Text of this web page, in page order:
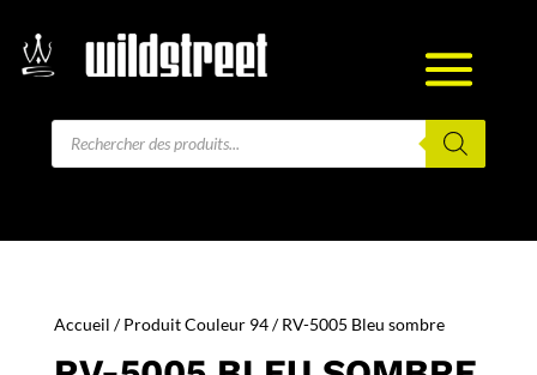
Recherche
Accueil / Produit Couleur 94 / RV-5005 Bleu sombre